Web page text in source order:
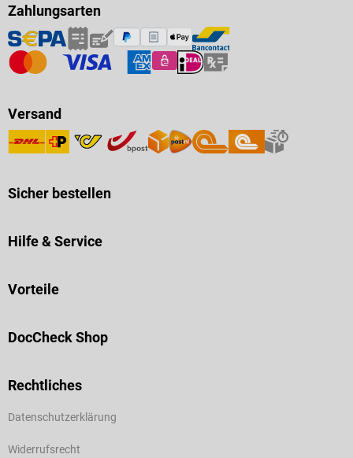
Zahlungsarten
Versand
Sicher bestellen
Hilfe & Service
Vorteile
DocCheck Shop
Rechtliches
Datenschutzerklärung
Widerrufsrecht